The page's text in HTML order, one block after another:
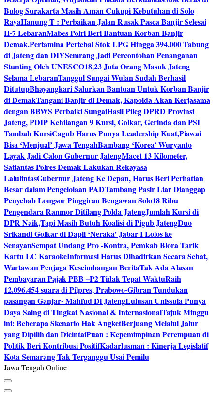
Bulog Surakarta Masih Aman Cukupi Kebutuhan di Solo
RayaHanung T : Perbaikan Jalan Rusak Pasca Banjir Selesai
H-7 LebaranMabes Polri Beri Bantuan Korban Banjir
Demak.Pertamina Pertebal Stok LPG Hingga 394.000 Tabung
di Jateng dan DIYSemrang Jadi Percontohan Penanganan
Stunting Oleh UNESCO18,23 Juta Orang Masuk Jateng
Selama LebaranTanggul Sungai Wulan Sudah Berhasil
DitutupBhayangkari Salurkan Bantuan Untuk Korban Banjir
di DemakTangani Banjir di Demak, Kapolda Akan Kerjasama
dengan BBWS Perbaiki SungaiHasil Pileg DPRD Provinsi
Jateng, PDIP Kehilangan 9 Kursi, Golkar, Gerinda dan PSI
Tambah KursiCagub Harus Punya Leadership Kuat,Piawai
Bisa ‘Menjual’ Jawa TengahBambang ‘Korea’ Wuryanto
Layak Jadi Calon Gubernur JatengMacet 13 Kilometer,
Satlantas Polres Demak Lakukan Rekayasa
LalulintasGubernur Jateng Ke Depan, Harus Beri Perhatian
Besar dalam Pengelolaan PADTambang Pasir Liar Dianggap
Penyebab Longsor Pinggiran Bengawan Solo18 Ribu
Pengendara Ranmor Ditilang Polda JatengJumlah Kursi di
DPR Naik,Tapi Masih Butuh Koalisi di Pigub JatengDuo
Srikandi Golkar di Dapil ‘Neraka’ Jabar I Lolos ke
SenayanSempat Undang Pro -Kontra, Pemkab Blora Tarik
Kartu LC KaraokeInformasi Harus Dihadirkan Secara Sehat,
Wartawan Penjaga Keseimbangan BeritaTak Ada Alasan
Pembayaran Pajak PBB –P2 Tidak Tepat WaktuRaih
12.096.454 suara di Pilpres, Prabowo-Gibran Tundukan
pasangan Ganjar- Mahfud Di JatengLulusan Unissula Punya
Daya Saing di Tingkat Nasional & InternasionalTajuk Minggu
ini: Beberapa Skenario Hak AngketBerjuang Melalui Jalur
yang Dipilih dan DicintaiPuan : Kepemimpinan Perempuan di
Politik Beri Kontribusi PositifKadarlusman : Kinerja Legislatif
Kota Semarang Tak Terganggu Usai Pemilu
Jawa Tengah Online